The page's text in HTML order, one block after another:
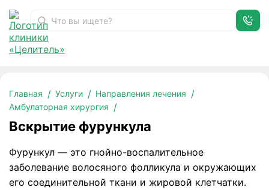
Главная Услуги
Направления лечения
Амбулаторная хирургия
Вскрытие фурункула
Вскрытие фурункула
Фурункул — это гнойно-воспалительное
заболевание волосяного фолликула и окружающих
его соединительной ткани и жировой клетчатки.